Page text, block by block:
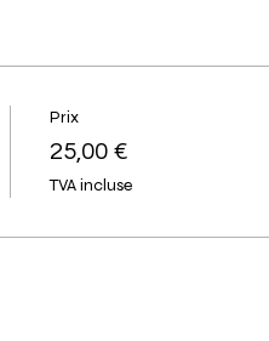
Prix
25,00 €
TVA incluse